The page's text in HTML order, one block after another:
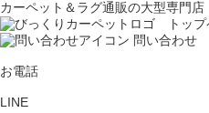
カーペット＆ラグ通販の大型専門店
問い合わせ
お電話
LINE